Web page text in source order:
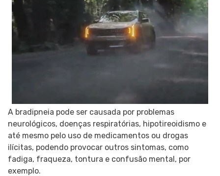
A bradipneia pode ser causada por problemas
neurológicos, doenças respiratórias, hipotireoidismo e
até mesmo pelo uso de medicamentos ou drogas
ilícitas, podendo provocar outros sintomas, como
fadiga, fraqueza, tontura e confusão mental, por
exemplo.